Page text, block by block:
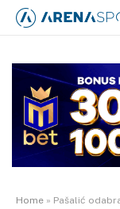
Home » Pašalić odabrao